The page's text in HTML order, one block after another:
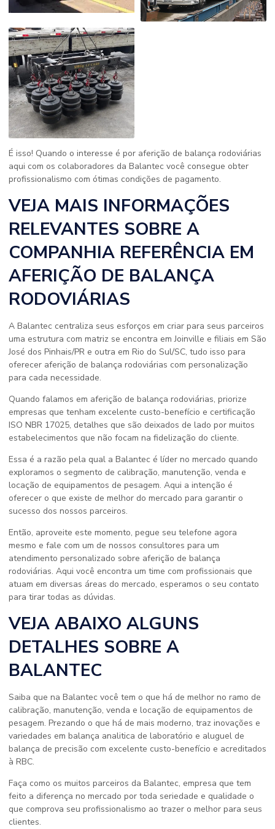
É isso! Quando o interesse é por aferição de balança rodoviárias
aqui com os colaboradores da Balantec você consegue obter
profissionalismo com ótimas condições de pagamento.
VEJA MAIS INFORMAÇÕES
RELEVANTES SOBRE A
COMPANHIA REFERÊNCIA EM
AFERIÇÃO DE BALANÇA
RODOVIÁRIAS
A Balantec centraliza seus esforços em criar para seus parceiros
uma estrutura com matriz se encontra em Joinville e filiais em São
José dos Pinhais/PR e outra em Rio do Sul/SC, tudo isso para
oferecer aferição de balança rodoviárias com personalização
para cada necessidade.
Quando falamos em aferição de balança rodoviárias, priorize
empresas que tenham excelente custo-benefício e certificação
ISO NBR 17025, detalhes que são deixados de lado por muitos
estabelecimentos que não focam na fidelização do cliente.
Essa é a razão pela qual a Balantec é líder no mercado quando
exploramos o segmento de calibração, manutenção, venda e
locação de equipamentos de pesagem. Aqui a intenção é
oferecer o que existe de melhor do mercado para garantir o
sucesso dos nossos parceiros.
Então, aproveite este momento, pegue seu telefone agora
mesmo e fale com um de nossos consultores para um
atendimento personalizado sobre aferição de balança
rodoviárias. Aqui você encontra um time com profissionais que
atuam em diversas áreas do mercado, esperamos o seu contato
para tirar todas as dúvidas.
VEJA ABAIXO ALGUNS
DETALHES SOBRE A
BALANTEC
Saiba que na Balantec você tem o que há de melhor no ramo de
calibração, manutenção, venda e locação de equipamentos de
pesagem. Prezando o que há de mais moderno, traz inovações e
variedades em balança analitica de laboratório e aluguel de
balança de precisão com excelente custo-benefício e acreditados
à RBC.
Faça como os muitos parceiros da Balantec, empresa que tem
feito a diferença no mercado por toda seriedade e qualidade o
que comprova seu profissionalismo ao trazer o melhor para seus
clientes.